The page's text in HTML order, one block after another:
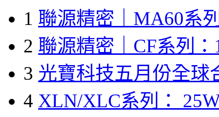
1 聯源精密｜MA60系
2 聯源精密｜CF系列：
3 光寶科技五月份全球
4 XLN/XLC系列：